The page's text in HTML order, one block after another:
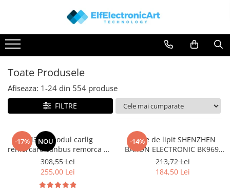
Toate Produsele
Audio
Auto
Multimetre Digitale
Surse de alimentare
Termometre
Osciloscoape
Toate Produsele
Afiseaza: 1-24 din 554 produse
FILTRE
-17% NOU
TM3.24 modul carlig
remorcare canbus remorca 7
sau 13 pini, 12V Universal
308,55 Lei
255,00 Lei
-14%
Stație de lipit SHENZHEN
BAKON ELECTRONIC BK969,
200...480°C control analogic,
cu buton
213,72 Lei
184,50 Lei